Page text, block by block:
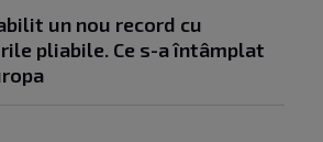
un nou record cu
pliabile. Ce s-a întâmplat